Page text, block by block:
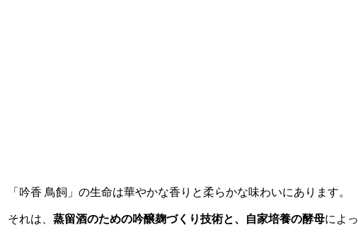
「吟香 鳥飼」の生命は華やかな香りと柔らかな味わいにあります。
それは、 蒸留酒のための吟醸麹づくり技術と、自家培養の酵母によっ